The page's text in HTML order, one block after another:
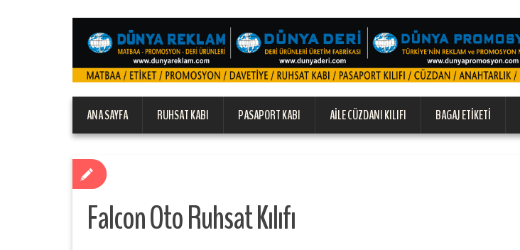
ANA SAYFA RUHSAT KABI PASAPORT KABI AILE CÜZDANI KILIFI BAGAJ ETIKETI
Falcon Oto Ruhsat Kılıfı